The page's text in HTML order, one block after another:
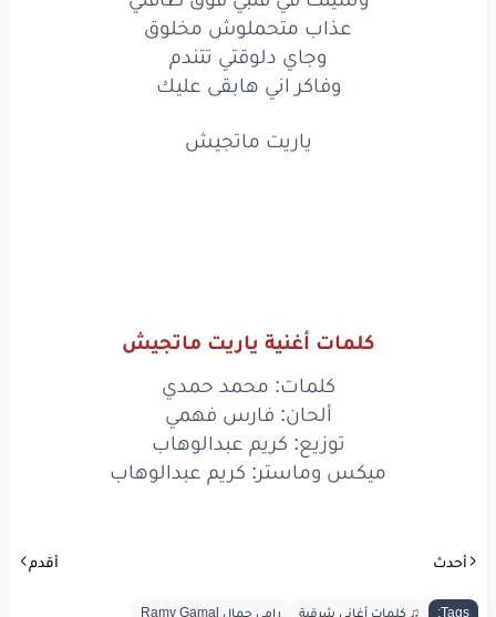
رمتنيفي عزما أنا
وبعتوهونتعاديعليك
مستحملالقسوة
وجايدلوقتيتتندم
وفاكرانيهابقىعليك
ياريتماتجيش
عذاب متحملوش مخلوق
وجاي دلوقتي تتندم
وفاكر اني هابقى عليك
ياريت ماتجيش
كلمات أغنية ياريت ماتجيش
كلمات: محمد حمدي
ألحان: فارس فهمي
توزيع: كريم عبدالوهاب
ميكس وماستر: كريم عبدالوهاب
أحدث أقدم
Tags: ♫ كلمات أغاني شرقية رامي جمال Ramy Gamal